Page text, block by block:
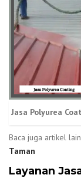
Jasa Polyurea
Baca juga artikel
Taman
Layanan